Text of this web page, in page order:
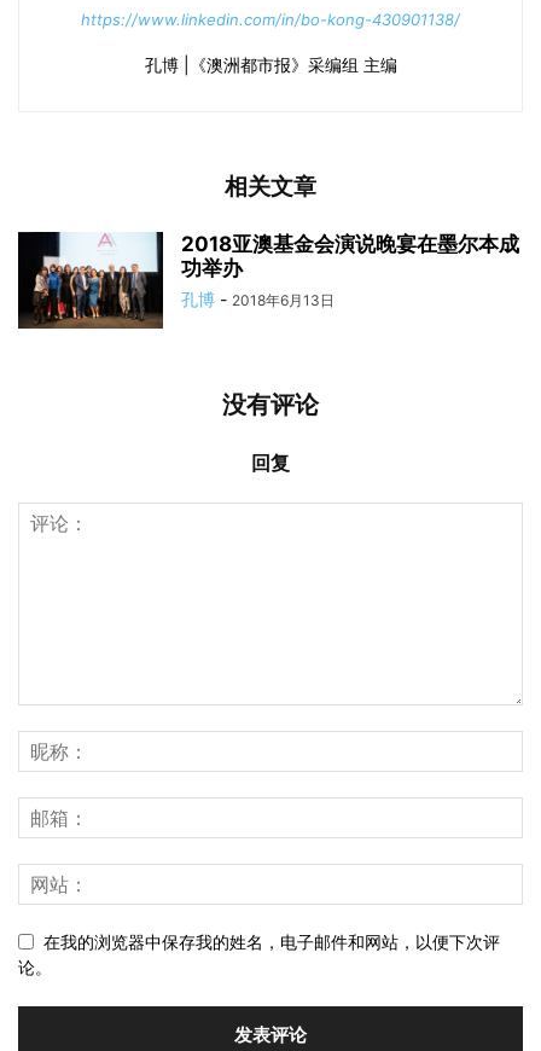
https://www.linkedin.com/in/bo-kong-430901138/
孔博 |《澳洲都市报》采编组 主编
相关文章
2018亚澳基金会演说晚宴在墨尔本成
功举办
孔博 - 2018年6月13日
没有评论
回复
在我的浏览器中保存我的姓名，电子邮件和网站，以便下次评
论。